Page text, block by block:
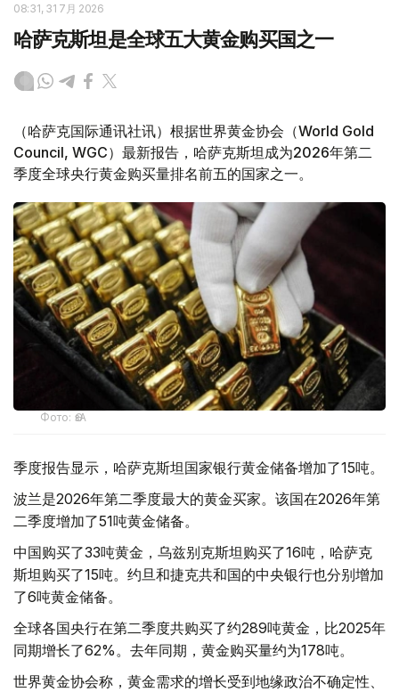
08:31, 31 7月 2026
哈萨克斯坦是全球五大黄金购买国之一
（哈萨克国际通讯社讯）根据世界黄金协会（World Gold
Council, WGC）最新报告，哈萨克斯坦成为2026年第二
季度全球央行黄金购买量排名前五的国家之一。
Фото: ӨзА
季度报告显示，哈萨克斯坦国家银行黄金储备增加了15吨。
波兰是2026年第二季度最大的黄金买家。该国在2026年第
二季度增加了51吨黄金储备。
中国购买了33吨黄金，乌兹别克斯坦购买了16吨，哈萨克
斯坦购买了15吨。约旦和捷克共和国的中央银行也分别增加
了6吨黄金储备。
全球各国央行在第二季度共购买了约289吨黄金，比2025年
同期增长了62%。去年同期，黄金购买量约为178吨。
世界黄金协会称，黄金需求的增长受到地缘政治不确定性、